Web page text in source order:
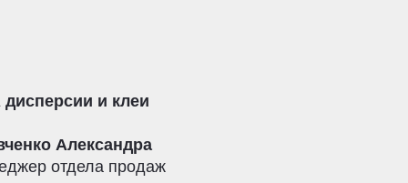
и клеи
Александра
отдела продаж